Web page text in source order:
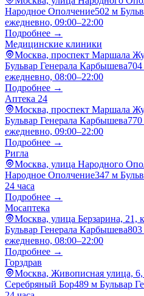
Народное Ополчение502 м
ежедневно, 09:00–22:00
Подробнее →
Медицинские клиники
Москва, проспект Маршала
Бульвар Генерала Карбышева
ежедневно, 08:00–22:00
Подробнее →
Аптека 24
Москва, проспект Маршала
Бульвар Генерала Карбышева
ежедневно, 09:00–22:00
Подробнее →
Ригла
Москва, улица Народного
Народное Ополчение347 м
24 часа
Подробнее →
Мосаптека
Москва, улица Берзарина, 21,
Бульвар Генерала Карбышева
ежедневно, 08:00–22:00
Подробнее →
Горздрав
Москва, Живописная улица, 6,
Серебряный Бор489 м Бульвар